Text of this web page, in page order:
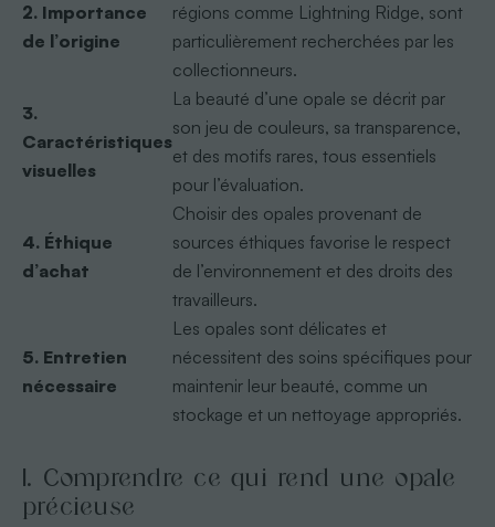
2. Importance
de l’origine
régions comme Lightning Ridge, sont
particulièrement recherchées par les
collectionneurs.
3.
Caractéristiques
visuelles
La beauté d’une opale se décrit par
son jeu de couleurs, sa transparence,
et des motifs rares, tous essentiels
pour l’évaluation.
4. Éthique
d’achat
Choisir des opales provenant de
sources éthiques favorise le respect
de l’environnement et des droits des
travailleurs.
5. Entretien
nécessaire
Les opales sont délicates et
nécessitent des soins spécifiques pour
maintenir leur beauté, comme un
stockage et un nettoyage appropriés.
1. Comprendre ce qui rend une opale
précieuse